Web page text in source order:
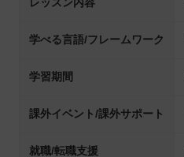
レッスン内容
学べる言語/フレームワーク
学習期間
課外イベント/課外サポート
就職/転職支援